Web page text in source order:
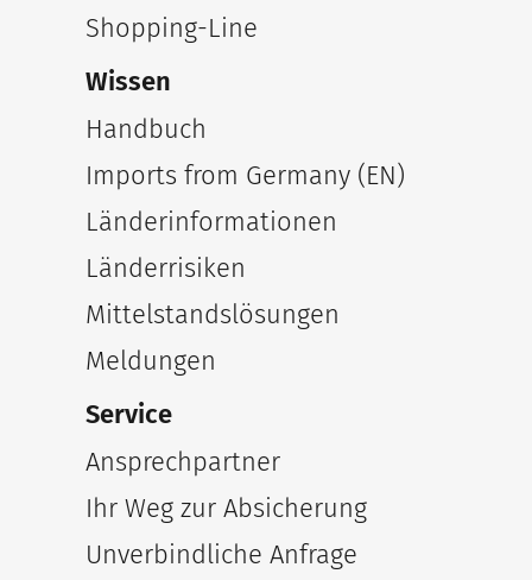
Shopping-Line
Wissen
Handbuch
Imports from Germany (EN)
Länderinformationen
Länderrisiken
Mittelstandslösungen
Meldungen
Service
Ansprechpartner
Ihr Weg zur Absicherung
Unverbindliche Anfrage